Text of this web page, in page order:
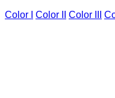
Color I
Color II Color III